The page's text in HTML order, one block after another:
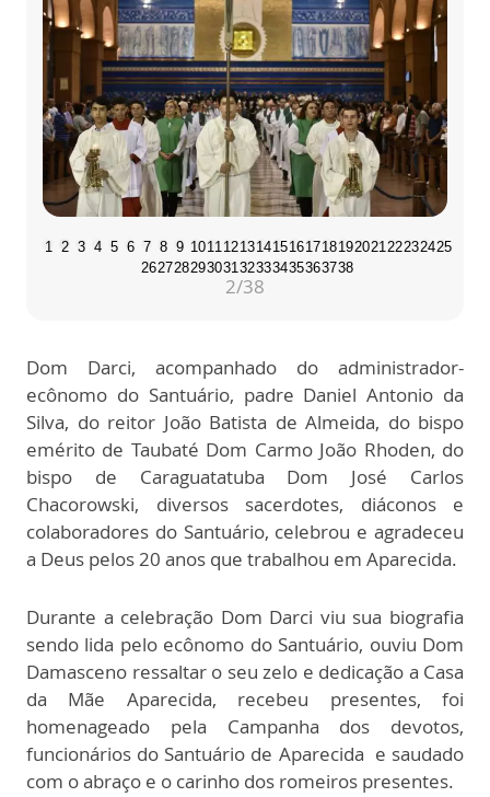
1 2 3 4 5 6 7 8 9 10111213141516171819202122232425
26272829303132333435363738
2/38
Dom Darci, acompanhado do administrador-
ecônomo do Santuário, padre Daniel Antonio da
Silva, do reitor João Batista de Almeida, do bispo
emérito de Taubaté Dom Carmo João Rhoden, do
bispo de Caraguatatuba Dom José Carlos
Chacorowski, diversos sacerdotes, diáconos e
colaboradores do Santuário, celebrou e agradeceu
a Deus pelos 20 anos que trabalhou em Aparecida.
Durante a celebração Dom Darci viu sua biografia
sendo lida pelo ecônomo do Santuário, ouviu Dom
Damasceno ressaltar o seu zelo e dedicação a Casa
da Mãe Aparecida, recebeu presentes, foi
homenageado pela Campanha dos devotos,
funcionários do Santuário de Aparecida e saudado
com o abraço e o carinho dos romeiros presentes.